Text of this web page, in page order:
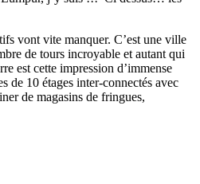
vont vite manquer. C’est une ville
de tours incroyable et autant qui
est cette impression d’immense
de 10 étages inter-connectés avec
de magasins de fringues,